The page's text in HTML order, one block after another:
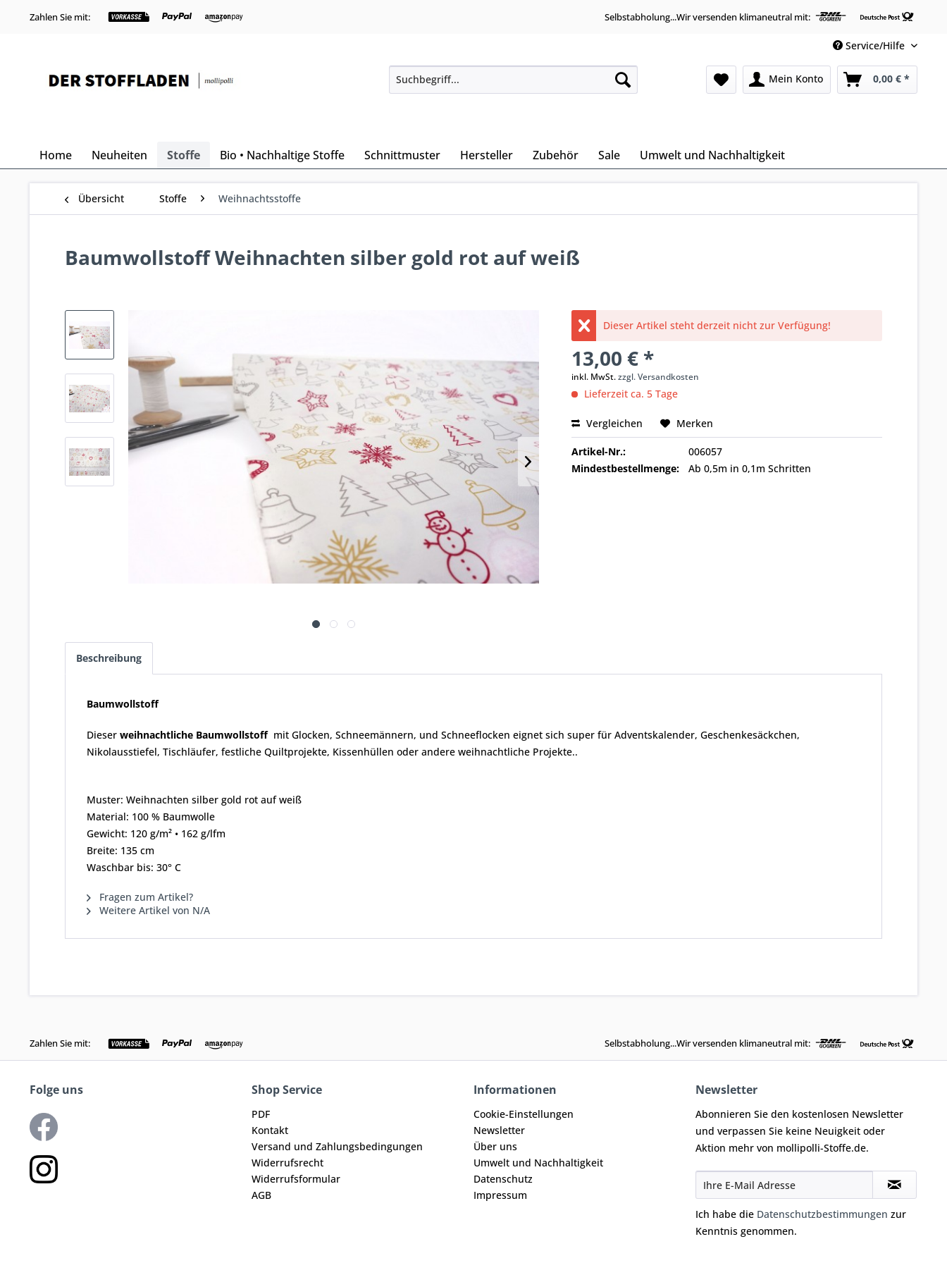
Zahlen Sie mit: Selbstabholung...Wir versenden klimaneutral mit:
Service/Hilfe
Mein Konto 0,00 € *
Home Neuheiten Stoffe Bio • Nachhaltige Stoffe Schnittmuster Hersteller Zubehör Sale Umwelt und Nachhaltigkeit
Übersicht Stoffe Weihnachtsstoffe
Baumwollstoff Weihnachten silber gold rot auf weiß
Dieser Artikel steht derzeit nicht zur Verfügung!
13,00 € *
inkl. MwSt.zzgl. Versandkosten
Lieferzeit ca. 5 Tage
Vergleichen Merken
Artikel-Nr.:
006057
Mindestbestellmenge:
Ab 0,5m in 0,1m Schritten
Beschreibung
Baumwollstoff
Dieser weihnachtliche Baumwollstoff mit Glocken, Schneemännern, und Schneeflocken eignet sich super für Adventskalender, Geschenkesäckchen,
Nikolausstiefel, Tischläufer, festliche Quiltprojekte, Kissenhüllen oder andere weihnachtliche Projekte..
Muster: Weihnachten silber gold rot auf weiß
Material: 100 % Baumwolle
Gewicht: 120 g/m² • 162 g/lfm
Breite: 135 cm
Waschbar bis: 30° C
Fragen zum Artikel?
Weitere Artikel von N/A
Zahlen Sie mit: Selbstabholung...Wir versenden klimaneutral mit:
Folge uns Shop Service
PDF
Kontakt
Versand und Zahlungsbedingungen
Widerrufsrecht
Widerrufsformular
AGB
Informationen
Cookie-Einstellungen
Newsletter
Über uns
Umwelt und Nachhaltigkeit
Datenschutz
Impressum
Newsletter
Abonnieren Sie den kostenlosen Newsletter
und verpassen Sie keine Neuigkeit oder
Aktion mehr von mollipolli-Stoffe.de.
Ich habe die Datenschutzbestimmungen zur
Kenntnis genommen.